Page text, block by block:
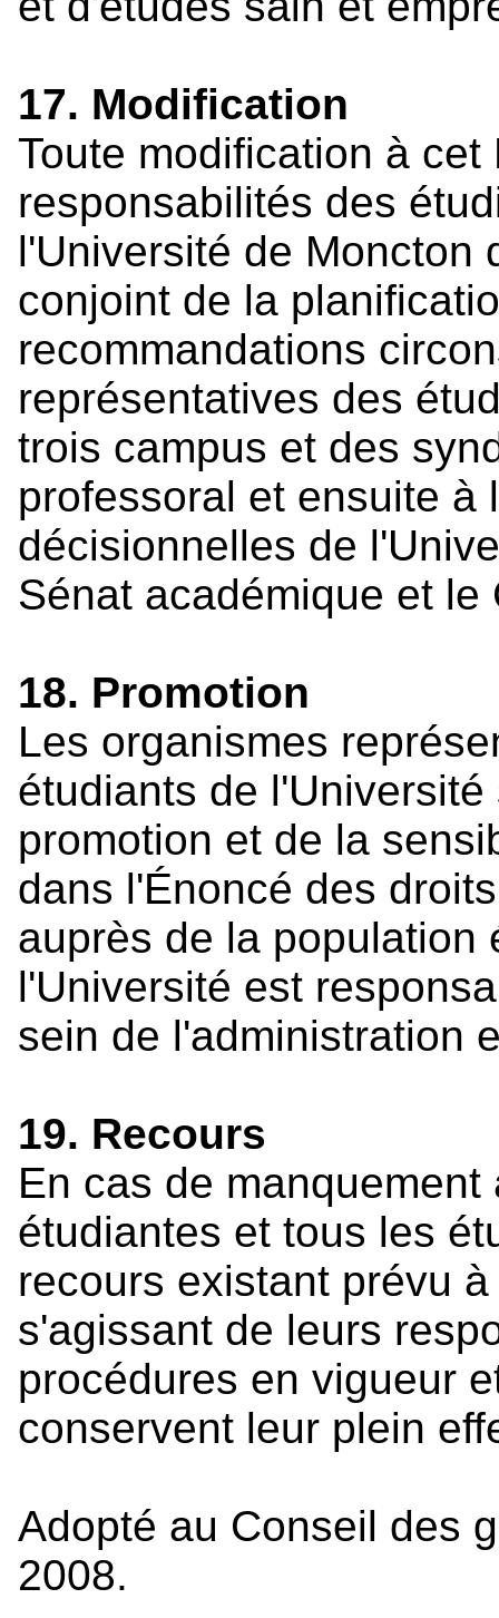
17. Modification
Toute modification à
responsabilités des
l'Université de Moncton
conjoint de la
recommandations
représentatives des
trois campus et des
professoral et ensuite à
décisionnelles de
Sénat académique et
18. Promotion
Les organismes
étudiants de
promotion et de la
dans l'Énoncé des
auprès de la population
l'Université est
sein de l'administration
19. Recours
En cas de
étudiantes et tous les
recours existant prévu
s'agissant de leurs
procédures en vigueur
conservent leur plein
Adopté au Conseil des
2008.